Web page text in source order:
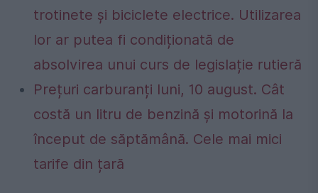
trotinete și biciclete electrice. Utilizarea
lor ar putea fi condiționată de
absolvirea unui curs de legislație rutieră
Prețuri carburanți luni, 10 august. Cât
costă un litru de benzină și motorină la
început de săptămână. Cele mai mici
tarife din țară